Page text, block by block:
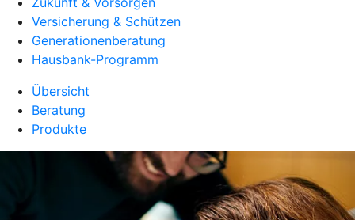
Versicherung & Schützen
Generationenberatung
Hausbank-Programm
Übersicht
Beratung
Produkte